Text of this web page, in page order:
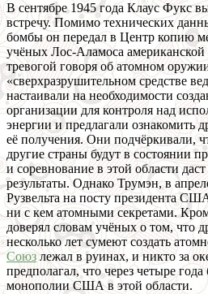
В сентябре 1945 года Клаус Фукс
встречу. Помимо технических
бомбы он передал в Центр копию
учёных Лос-Аламоса
тревогой говоря об атомном
«сверхразрушительном средстве
настаивали на необходимости
организации для контроля над
энергии и предлагали ознакомить
её получения. Они подчёркивали,
другие страны будут в состоянии
и соревнование в этой области
результаты. Однако Трумэн, в
Рузвельта на посту президента
ни с кем атомными секретами.
доверял словам учёных о том, что
несколько лет сумеют создать
Союзлежал в руинах, и никто за
предполагал, что через четыре
монополии США в этой области.